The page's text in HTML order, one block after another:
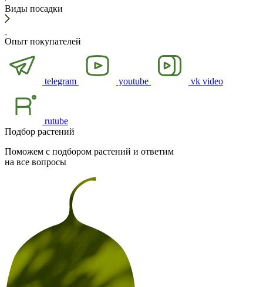
Виды посадки
Опыт покупателей
telegram youtube vk video
rutube
Подбор растений
Поможем с подбором растений и ответим
на все вопросы